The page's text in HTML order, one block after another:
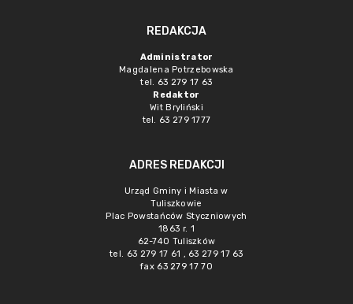
REDAKCJA
Administrator
Magdalena Potrzebowska
tel. 63 279 17 63
Redaktor
Wit Bryliński
tel. 63 279 1777
ADRES REDAKCJI
Urząd Gminy i Miasta w
Tuliszkowie
Plac Powstańców Styczniowych
1863 r. 1
62-740 Tuliszków
tel. 63 279 17 61 , 63 279 17 63
fax 63 279 17 70